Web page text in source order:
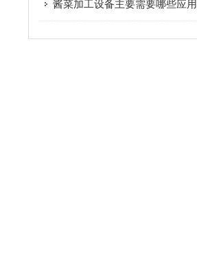
酱菜加工设备主要需要哪些应用